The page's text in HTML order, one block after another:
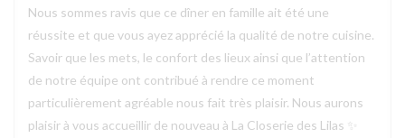
Nous sommes ravis que ce dîner en famille ait été une
réussite et que vous ayez apprécié la qualité de notre cuisine.
Savoir que les mets, le confort des lieux ainsi que l’attention
de notre équipe ont contribué à rendre ce moment
particulièrement agréable nous fait très plaisir. Nous aurons
plaisir à vous accueillir de nouveau à La Closerie des Lilas ✨